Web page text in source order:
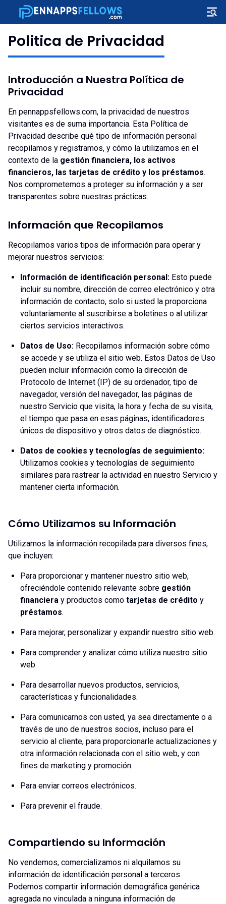
Politica de Privacidad
Introducción a Nuestra Política de
Privacidad
En pennappsfellows.com, la privacidad de nuestros
visitantes es de suma importancia. Esta Política de
Privacidad describe qué tipo de información personal
recopilamos y registramos, y cómo la utilizamos en el
contexto de la gestión financiera, los activos
financieros, las tarjetas de crédito y los préstamos.
Nos comprometemos a proteger su información y a ser
transparentes sobre nuestras prácticas.
Información que Recopilamos
Recopilamos varios tipos de información para operar y
mejorar nuestros servicios:
Información de identificación personal: Esto puede
incluir su nombre, dirección de correo electrónico y otra
información de contacto, solo si usted la proporciona
voluntariamente al suscribirse a boletines o al utilizar
ciertos servicios interactivos.
Datos de Uso: Recopilamos información sobre cómo
se accede y se utiliza el sitio web. Estos Datos de Uso
pueden incluir información como la dirección de
Protocolo de Internet (IP) de su ordenador, tipo de
navegador, versión del navegador, las páginas de
nuestro Servicio que visita, la hora y fecha de su visita,
el tiempo que pasa en esas páginas, identificadores
únicos de dispositivo y otros datos de diagnóstico.
Datos de cookies y tecnologías de seguimiento:
Utilizamos cookies y tecnologías de seguimiento
similares para rastrear la actividad en nuestro Servicio y
mantener cierta información.
Cómo Utilizamos su Información
Utilizamos la información recopilada para diversos fines,
que incluyen:
Para proporcionar y mantener nuestro sitio web,
ofreciéndole contenido relevante sobre gestión
financiera y productos como tarjetas de crédito y
préstamos.
Para mejorar, personalizar y expandir nuestro sitio web.
Para comprender y analizar cómo utiliza nuestro sitio
web.
Para desarrollar nuevos productos, servicios,
características y funcionalidades.
Para comunicarnos con usted, ya sea directamente o a
través de uno de nuestros socios, incluso para el
servicio al cliente, para proporcionarle actualizaciones y
otra información relacionada con el sitio web, y con
fines de marketing y promoción.
Para enviar correos electrónicos.
Para prevenir el fraude.
Compartiendo su Información
No vendemos, comercializamos ni alquilamos su
información de identificación personal a terceros.
Podemos compartir información demográfica genérica
agregada no vinculada a ninguna información de